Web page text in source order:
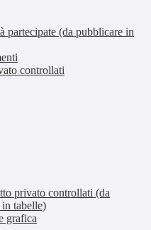
partecipate (da pubblicare in
controllati
privato controllati (da
tabelle)
grafica